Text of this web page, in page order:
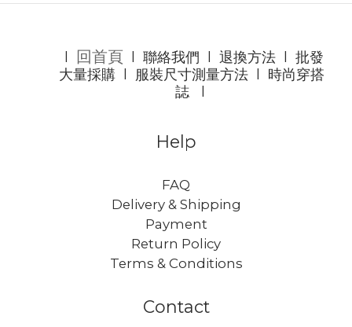
回首頁 聯絡我們 退換方法l 批發
大量採購
服裝尺寸測量方法
時尚穿搭
誌l
Help
FAQ
Delivery & Shipping
Payment
Return Policy
Terms & Conditions
Contact